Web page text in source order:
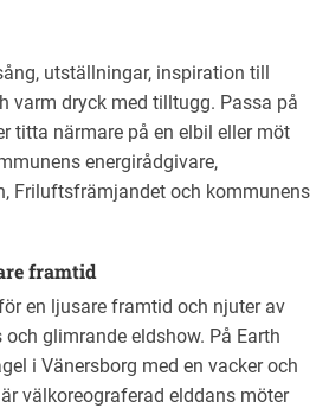
utställningar, inspiration till
varm dryck med tilltugg. Passa på
titta närmare på en elbil eller möt
energirådgivare,
Friluftsfrämjandet och kommunens
framtid
en ljusare framtid och njuter av
glimrande eldshow. På Earth
i Vänersborg med en vacker och
välkoreograferad elddans möter